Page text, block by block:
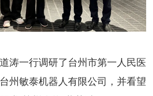
涛一行调研了台州市第一人民医
州敏泰机器人有限公司，并看望